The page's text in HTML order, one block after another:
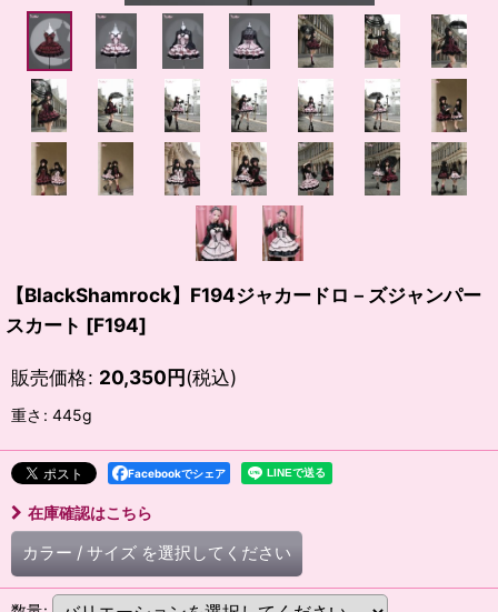
【BlackShamrock】F194ジャカードロ－ズジャンパー
スカート [F194]
販売価格: 20,350円(税込)
重さ : 445g
Facebookでシェア
在庫確認はこちら
カラー / サイズ を選択してください